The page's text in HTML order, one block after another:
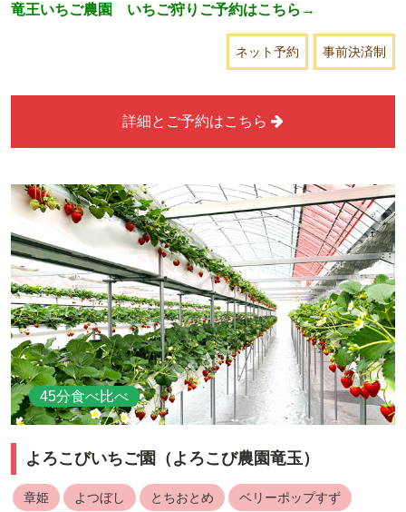
竜王いちご農園 いちご狩りご予約はこちら→
事前決済制
ネット予約
詳細とご予約はこちら
45分食べ比べ
よろこびいちご園（よろこび農園竜玉）
章姫 よつぼし とちおとめ ベリーポップすず